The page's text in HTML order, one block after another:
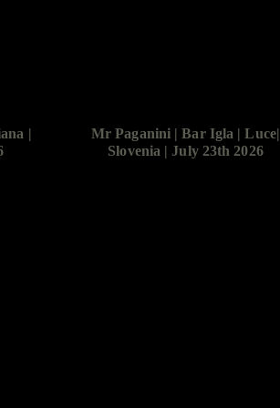
|
Mr Paganini | Bar Igla | Luce|
Slovenia | July 23th 2026